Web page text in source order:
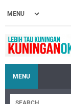
MENU